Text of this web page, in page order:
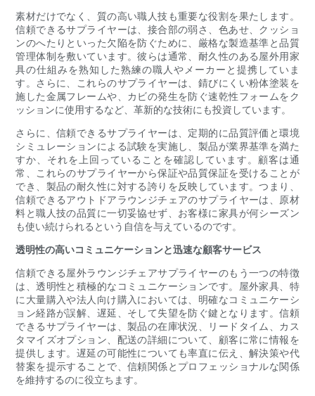
素材だけでなく、質の高い職人技も重要な役割を果たします。
信頼できるサプライヤーは、接合部の弱さ、色あせ、クッショ
ンのへたりといった欠陥を防ぐために、厳格な製造基準と品質
管理体制を敷いています。彼らは通常、耐久性のある屋外用家
具の仕組みを熟知した熟練の職人やメーカーと提携していま
す。さらに、これらのサプライヤーは、錆びにくい粉体塗装を
施した金属フレームや、カビの発生を防ぐ速乾性フォームをク
ッションに使用するなど、革新的な技術にも投資しています。
さらに、信頼できるサプライヤーは、定期的に品質評価と環境
シミュレーションによる試験を実施し、製品が業界基準を満た
すか、それを上回っていることを確認しています。顧客は通
常、これらのサプライヤーから保証や品質保証を受けることが
でき、製品の耐久性に対する誇りを反映しています。つまり、
信頼できるアウトドアラウンジチェアのサプライヤーは、原材
料と職人技の品質に一切妥協せず、お客様に家具が何シーズン
も使い続けられるという自信を与えているのです。
透明性の高いコミュニケーションと迅速な顧客サービス
信頼できる屋外ラウンジチェアサプライヤーのもう一つの特徴
は、透明性と積極的なコミュニケーションです。屋外家具、特
に大量購入や法人向け購入においては、明確なコミュニケーシ
ョン経路が誤解、遅延、そして失望を防ぐ鍵となります。信頼
できるサプライヤーは、製品の在庫状況、リードタイム、カス
タマイズオプション、配送の詳細について、顧客に常に情報を
提供します。遅延の可能性についても率直に伝え、解決策や代
替案を提示することで、信頼関係とプロフェッショナルな関係
を維持するのに役立ちます。